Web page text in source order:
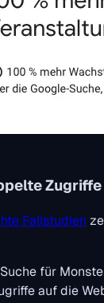
Zugriffe
Fallstudien
für
auf die